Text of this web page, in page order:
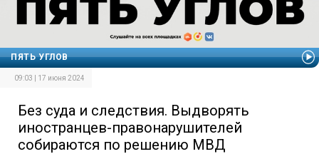
ПЯТЬ УГЛОВ
09:03 | 17 июня 2024
Без суда и следствия. Выдворять
иностранцев-правонарушителей
собираются по решению МВД